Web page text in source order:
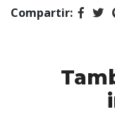
Compartir: